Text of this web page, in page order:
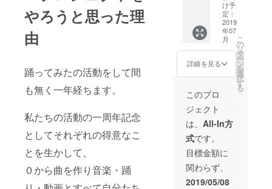
やろうと思った理
由
踊ってみたの活動をして間
も無く一年経ちます。
私たちの活動の一周年記念
としてそれぞれの得意なこ
とを生かして、
０から曲を作り音楽・踊
セージ
動画
&MVメ
イキン
グ動画
収録限
定DVD
・MV完
成記念
パー
ティー
（全メ
ンバー
からの
サイン&
お客様
の名前
入り新
曲CDお
け予
定：
2019
年07
月
詳細を見る
こ
の
リ
タ
ー
ン
を
選
択
す
る
このプロ
ジェクト
は、 All-In方
式です。
目標金額に
関わらず、
2019/05/08